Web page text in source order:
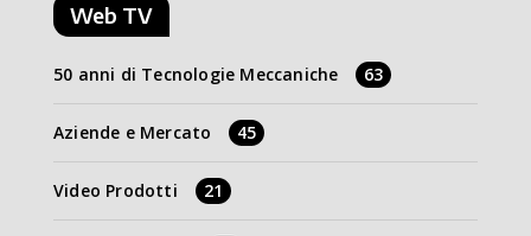
Web TV
50 anni di Tecnologie Meccaniche 63
Aziende e Mercato 45
Video Prodotti 21